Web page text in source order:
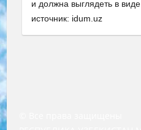
и должна выглядеть в виде
источник: idum.uz